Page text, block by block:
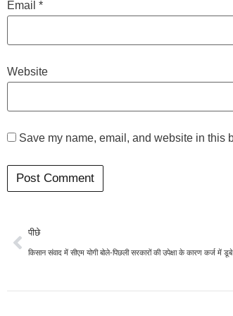
Email *
Website
Save my name, email, and website in this
पीछे